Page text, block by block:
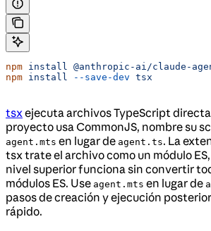
npm install
@anthropic-ai/claude-
npm install --save-dev tsx
tsxejecuta archivos TypeScript
proyecto usa CommonJS, nombre su
agent.mts en lugar de agent.ts. La
tsx trate el archivo como un módulo
nivel superior funciona sin convertir
módulos ES. Use agent.mts en lugar de
pasos de creación y ejecución
rápido.